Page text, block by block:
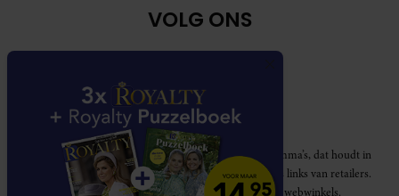
VOLG ONS
Royalty participeert in diverse affiliate marketing programma’s, dat houdt in
dat Royalty commissies ontvangt voor aankopen middels links van retailers.
Deze website wordt niet gesponsord door de genoemde webwinkels.